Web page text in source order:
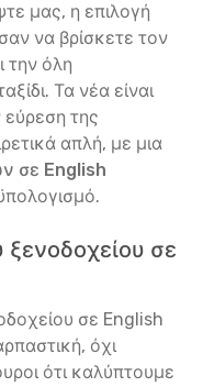
μας, η επιλογή
να βρίσκετε τον
την όλη
Τα νέα είναι
της
απλή, με μια
σε English
σε
σε English
όχι
ότι καλύπτουμε